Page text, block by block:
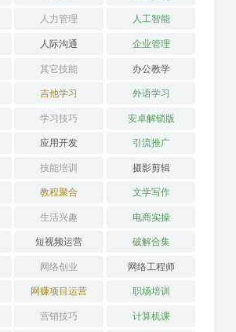
人力管理 人工智能
人际沟通 企业管理
其它技能 办公教学
吉他学习 外语学习
学习技巧 安卓解锁版
应用开发 引流推广
技能培训 摄影剪辑
教程聚合 文学写作
生活兴趣 电商实操
短视频运营 破解合集
网络创业 网络工程师
网赚项目运营 职场培训
营销技巧 计算机课